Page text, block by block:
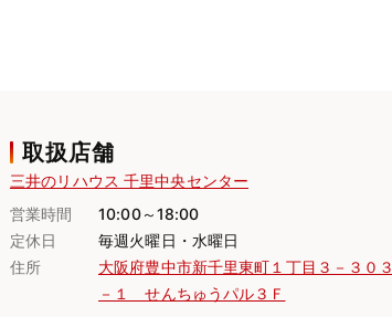
取扱店舗
三井のリハウス 千里中央センター
営業時間
10:00～18:00
定休日
毎週火曜日・水曜日
住所
大阪府豊中市新千里東町１丁目３－３０３
－１ せんちゅうパル３Ｆ